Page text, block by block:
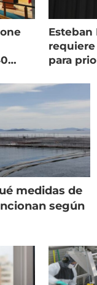
Esteban
para
medidas de
según